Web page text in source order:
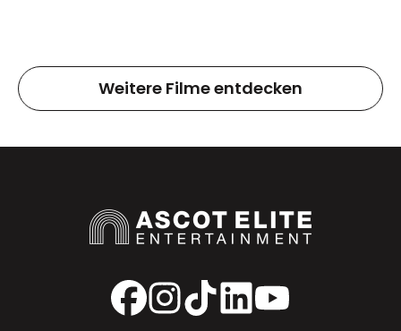
Weitere Filme entdecken
Facebook
Instagram
TikTokLinkedInYouTube